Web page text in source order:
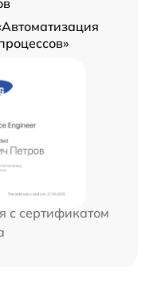
с сертификатом